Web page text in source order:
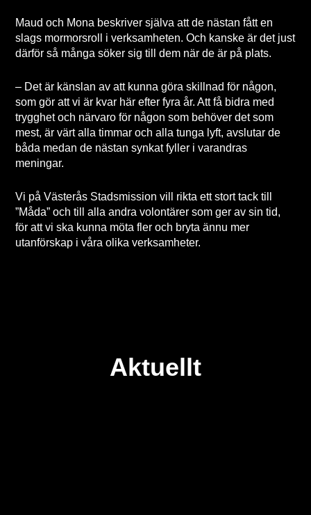
Maud och Mona beskriver själva att de nästan fått en
slags mormorsroll i verksamheten. Och kanske är det just
därför så många söker sig till dem när de är på plats.
– Det är känslan av att kunna göra skillnad för någon,
som gör att vi är kvar här efter fyra år. Att få bidra med
trygghet och närvaro för någon som behöver det som
mest, är värt alla timmar och alla tunga lyft, avslutar de
båda medan de nästan synkat fyller i varandras
meningar.
Vi på Västerås Stadsmission vill rikta ett stort tack till
”Måda” och till alla andra volontärer som ger av sin tid,
för att vi ska kunna möta fler och bryta ännu mer
utanförskap i våra olika verksamheter.
Aktuellt